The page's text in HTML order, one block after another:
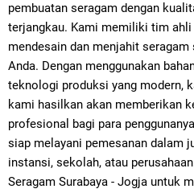
pembuatan seragam dengan
terjangkau. Kami memiliki tim ahli
mendesain dan menjahit
Anda. Dengan menggunakan
teknologi produksi yang modern,
kami hasilkan akan memberikan
profesional bagi para
siap melayani pemesanan dalam
instansi, sekolah, atau
Seragam Surabaya - Jogja untuk